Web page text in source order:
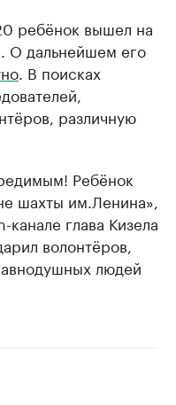
ребёнок вышел на
О дальнейшем его
. В поисках
различную
Ребёнок
шахты им.Ленина»,
глава Кизела
волонтёров,
людей